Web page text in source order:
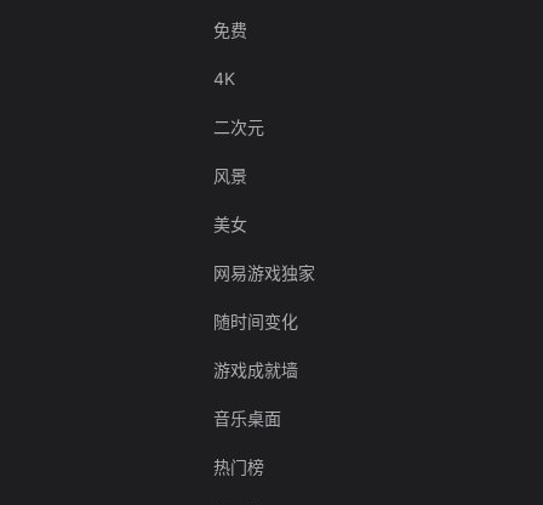
免费
4K
二次元
风景
美女
网易游戏独家
随时间变化
游戏成就墙
音乐桌面
热门榜